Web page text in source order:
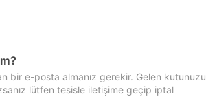
bir e-posta almanız gerekir. Gelen kutunuzu
lütfen tesisle iletişime geçip iptal